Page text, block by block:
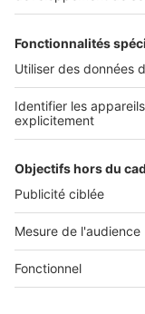
Nos solutions
Actualités pro
Nous
Connexion à
Espace